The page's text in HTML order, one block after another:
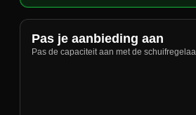
Pas je aanbieding aan
Pas de capaciteit aan met de